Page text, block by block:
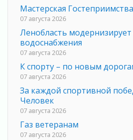
Мастерская Гостеприимства
07 августа 2026
Ленобласть модернизирует
водоснабжения
07 августа 2026
К спорту – по новым
07 августа 2026
За каждой спортивной
Человек
07 августа 2026
Газ ветеранам
07 августа 2026